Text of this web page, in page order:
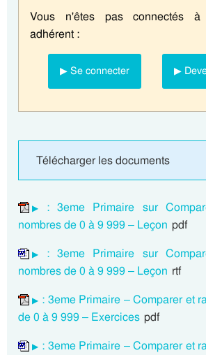
Vous n'êtes pas connectés à
adhérent :
▶ Se connecter ▶
Télécharger les documents
: 3eme Primaire sur
nombres de 0 à 9 999 – Leçon pdf
: 3eme Primaire sur
nombres de 0 à 9 999 – Leçon rtf
: 3eme Primaire – Comparer et
de 0 à 9 999 – Exercices pdf
: 3eme Primaire – Comparer et